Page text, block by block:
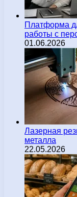
Платформа
работы с
01.06.2026
Лазерная
металла
22.05.2026